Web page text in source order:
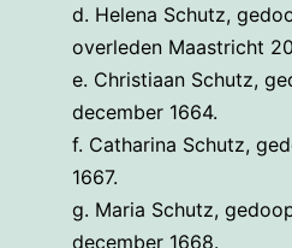
d. Helena Schutz,
overleden Maastricht
e. Christiaan Schutz,
december 1664.
f. Catharina Schutz,
1667.
g. Maria Schutz,
december 1668.